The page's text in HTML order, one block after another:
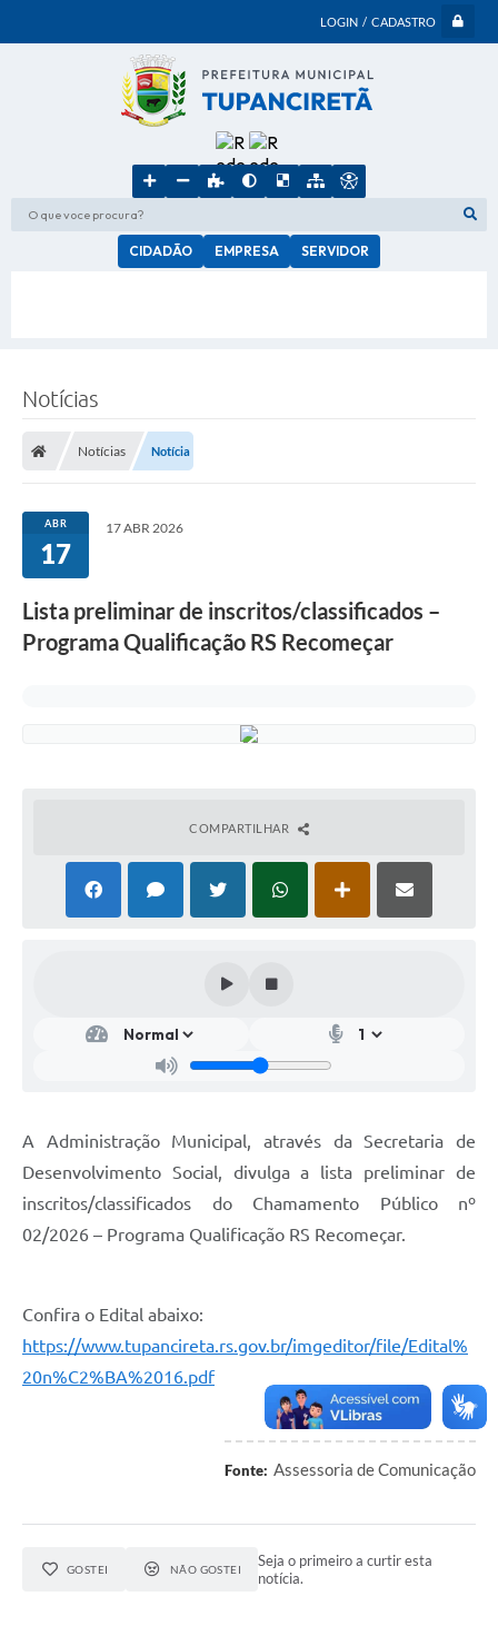
LOGIN / CADASTRO
O que voce procura?
CIDADÃO EMPRESA SERVIDOR
Notícias
Notícias Notícia
ABR
17
17 ABR 2026
Lista preliminar de inscritos/classificados –
Programa Qualificação RS Recomeçar
COMPARTILHAR
A Administração Municipal, através da Secretaria de
Desenvolvimento Social, divulga a lista preliminar de
inscritos/classificados do Chamamento Público nº
02/2026 – Programa Qualificação RS Recomeçar.
Confira o Edital abaixo:
https://www.tupancireta.rs.gov.br/imgeditor/file/Edital%
20n%C2%BA%2016.pdf
Fonte: Assessoria de Comunicação
GOSTEI NÃO GOSTEI
Seja o primeiro a curtir esta
notícia.